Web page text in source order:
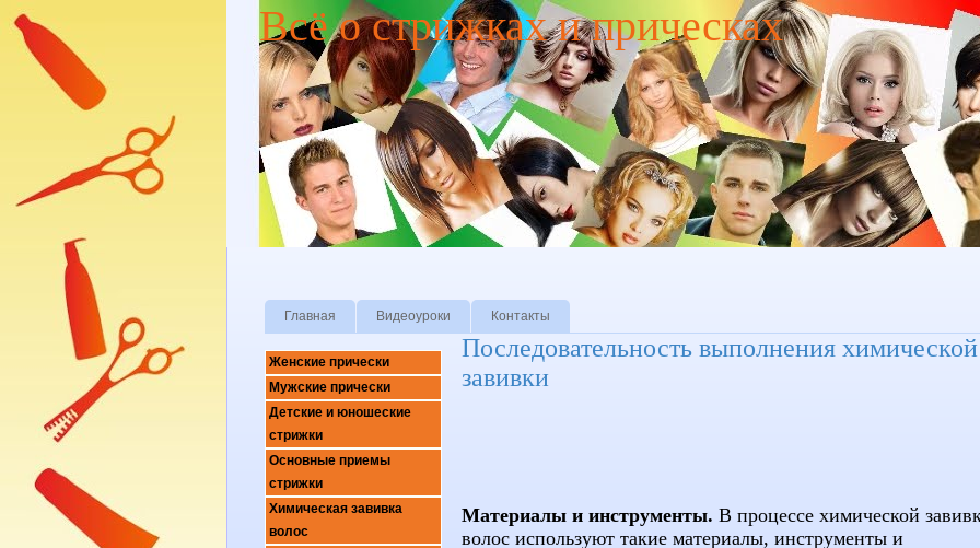
Всё о стрижках и прическах
Главная Видеоуроки Контакты
Последовательность выполнения химической
завивки
Материалы и инструменты. В процессе химической
волос используют такие материалы, инструменты и
Женские прически
Мужские прически
Детские и юношеские
стрижки
Основные приемы
стрижки
Химическая завивка
волос